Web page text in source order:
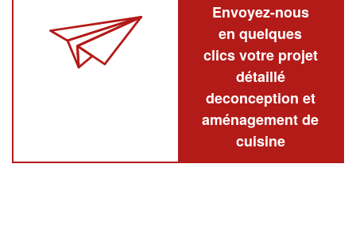
Envoyez-nous
en quelques
clics votre projet
détaillé
deconception et
aménagement de
cuisine